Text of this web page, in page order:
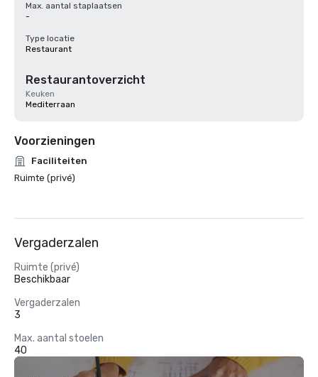
Max. aantal staplaatsen
-
Type locatie
Restaurant
Restaurantoverzicht
Keuken
Mediterraan
Voorzieningen
Faciliteiten
Ruimte (privé)
Vergaderzalen
Ruimte (privé)
Beschikbaar
Vergaderzalen
3
Max. aantal stoelen
40